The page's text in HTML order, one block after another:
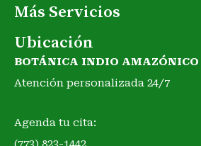
Más Servicios
Ubicación
BOTÁNICA INDIO AMAZÓNICO
Atención personalizada 24/7
Agenda tu cita: